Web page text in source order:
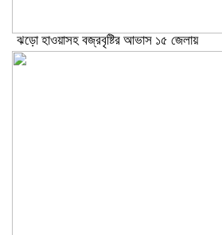
ঝড়ো হাওয়াসহ বজ্রবৃষ্টির আভাস ১৫ জেলায়